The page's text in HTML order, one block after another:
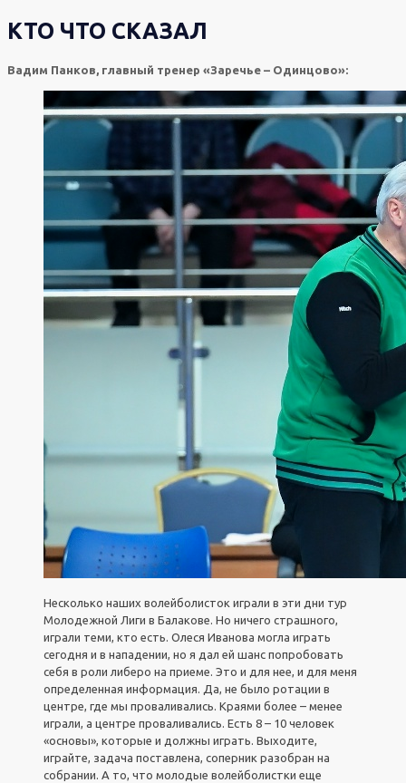
КТО ЧТО СКАЗАЛ
Вадим Панков, главный тренер «Заречье – Одинцово»:
Несколько наших волейболисток играли в эти дни тур
Молодежной Лиги в Балакове. Но ничего страшного,
играли теми, кто есть. Олеся Иванова могла играть
сегодня и в нападении, но я дал ей шанс попробовать
себя в роли либеро на приеме. Это и для нее, и для меня
определенная информация. Да, не было ротации в
центре, где мы проваливались. Краями более – менее
играли, а центре проваливались. Есть 8 – 10 человек
«основы», которые и должны играть. Выходите,
играйте, задача поставлена, соперник разобран на
собрании. А то, что молодые волейболистки еще